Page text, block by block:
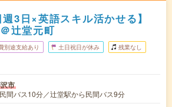
3日×英語スキル活かせる】
辻堂元町
別途支給あり 土日祝日が休み 残業なし
市
間バス10分／辻堂駅から民間バス9分